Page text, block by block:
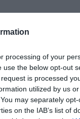
processing of your
the below opt-out
is processed
utilized by us
may separately
on the IAB’s list of
sziklák sűrű,
korábban.
maradt a